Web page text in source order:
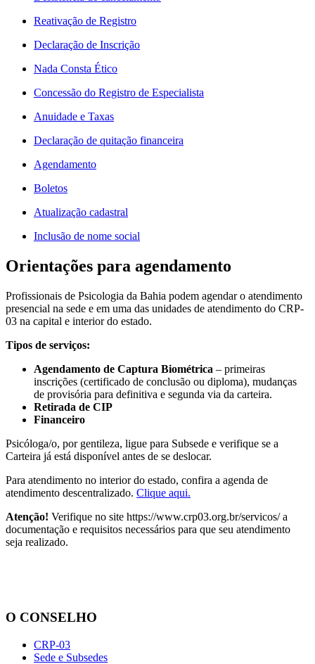
Reativação de Registro
Declaração de Inscrição
Nada Consta Ético
Concessão do Registro de Especialista
Anuidade e Taxas
Declaração de quitação financeira
Agendamento
Boletos
Atualização cadastral
Inclusão de nome social
Orientações para agendamento
Profissionais de Psicologia da Bahia podem agendar o atendimento
presencial na sede e em uma das unidades de atendimento do CRP-
03 na capital e interior do estado.
Tipos de serviços:
Agendamento de Captura Biométrica – primeiras
inscrições (certificado de conclusão ou diploma), mudanças
de provisória para definitiva e segunda via da carteira.
Retirada de CIP
Financeiro
Psicóloga/o, por gentileza, ligue para Subsede e verifique se a
Carteira já está disponível antes de se deslocar.
Para atendimento no interior do estado, confira a agenda de
atendimento descentralizado. Clique aqui.
Atenção! Verifique no site https://www.crp03.org.br/servicos/ a
documentação e requisitos necessários para que seu atendimento
seja realizado.
O CONSELHO
CRP-03
Sede e Subsedes